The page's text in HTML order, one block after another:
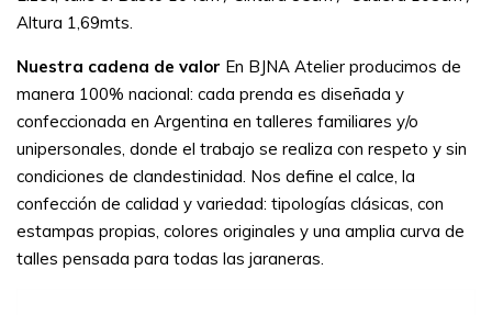
Altura 1,69mts.
Nuestra cadena de valor En BJNA Atelier producimos de
manera 100% nacional: cada prenda es diseñada y
confeccionada en Argentina en talleres familiares y/o
unipersonales, donde el trabajo se realiza con respeto y sin
condiciones de clandestinidad. Nos define el calce, la
confección de calidad y variedad: tipologías clásicas, con
estampas propias, colores originales y una amplia curva de
talles pensada para todas las jaraneras.